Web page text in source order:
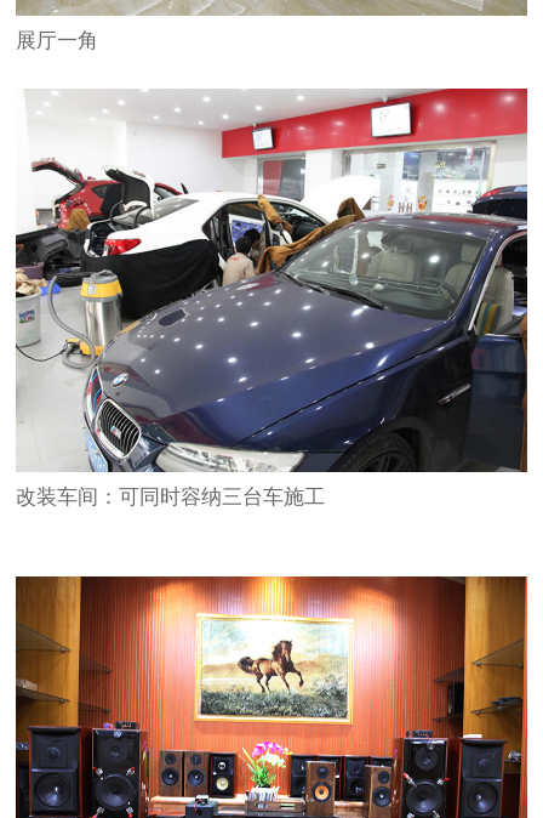
展厅一角
改装车间：可同时容纳三台车施工